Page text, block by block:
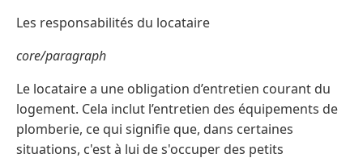
Les responsabilités du locataire
core/paragraph
Le locataire a une obligation d’entretien courant du
logement. Cela inclut l’entretien des équipements de
plomberie, ce qui signifie que, dans certaines
situations, c'est à lui de s'occuper des petits